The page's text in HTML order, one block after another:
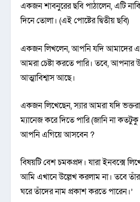
একজন শাবনুরের ছবি পাঠালেন, এটি
দিনে তোলা। (এই পোষ্টের দ্বিতীয় ছবি)
একজন লিখলেন, আপনি যদি আমাদের
আমরা চেষ্টা করতে পারি। তবে,
আত্মাবিশ্বাস আছে।
একজন লিখেছেন, স্যার আমরা যদি
ম্যানেজ করে দিতে পারি (জানি না
আপনি এগিয়ে আসবেন ?
বিষয়টি বেশ চমকপ্রদ। যারা ইনবক্সে
আমি এখানে উল্লেখ করলাম না। তবে
ঘরে তাঁদের নাম প্রকাশ করতে পারেন।’